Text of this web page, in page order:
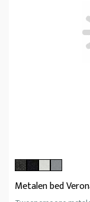
Metalen bed